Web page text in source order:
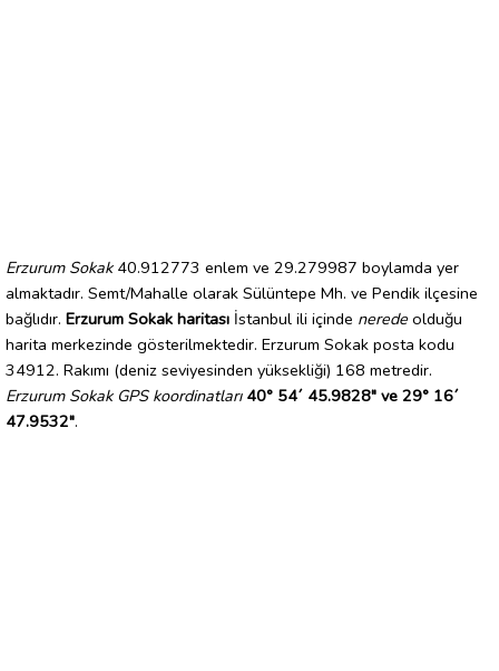
Erzurum Sokak40.912773 enlem ve 29.279987 boylamda yer
almaktadır. Semt/Mahalle olarak Sülüntepe Mh. ve Pendik ilçesine
bağlıdır. Erzurum Sokak haritası İstanbul ili içinde nerede olduğu
harita merkezinde gösterilmektedir. Erzurum Sokak posta kodu
34912. Rakımı (deniz seviyesinden yüksekliği) 168 metredir.
Erzurum Sokak GPS koordinatları 40° 54´ 45.9828" ve 29° 16´
47.9532".